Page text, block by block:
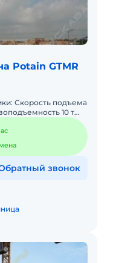
Potain GTMR
Скорость подъема
вылете 1,7 т
звонок